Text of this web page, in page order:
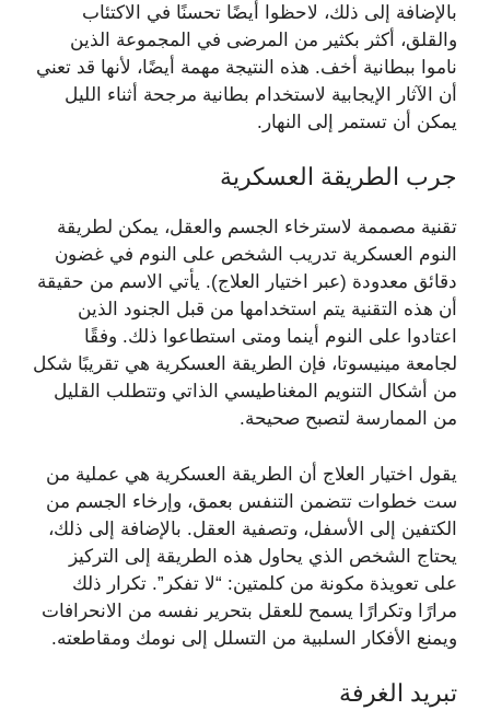
بالإضافة إلى ذلك، لاحظوا أيضًا تحسنًا في الاكتئاب
والقلق، أكثر بكثير من المرضى في المجموعة الذين
ناموا ببطانية أخف. هذه النتيجة مهمة أيضًا، لأنها قد تعني
أن الآثار الإيجابية لاستخدام بطانية مرجحة أثناء الليل
يمكن أن تستمر إلى النهار.
جرب الطريقة العسكرية
تقنية مصممة لاسترخاء الجسم والعقل، يمكن لطريقة
النوم العسكرية تدريب الشخص على النوم في غضون
دقائق معدودة (عبر اختيار العلاج). يأتي الاسم من حقيقة
أن هذه التقنية يتم استخدامها من قبل الجنود الذين
اعتادوا على النوم أينما ومتى استطاعوا ذلك. وفقًا
لجامعة مينيسوتا، فإن الطريقة العسكرية هي تقريبًا شكل
من أشكال التنويم المغناطيسي الذاتي وتتطلب القليل
من الممارسة لتصبح صحيحة.
يقول اختيار العلاج أن الطريقة العسكرية هي عملية من
ست خطوات تتضمن التنفس بعمق، وإرخاء الجسم من
الكتفين إلى الأسفل، وتصفية العقل. بالإضافة إلى ذلك،
يحتاج الشخص الذي يحاول هذه الطريقة إلى التركيز
على تعويذة مكونة من كلمتين: “لا تفكر”. تكرار ذلك
مرارًا وتكرارًا يسمح للعقل بتحرير نفسه من الانحرافات
ويمنع الأفكار السلبية من التسلل إلى نومك ومقاطعته.
تبريد الغرفة